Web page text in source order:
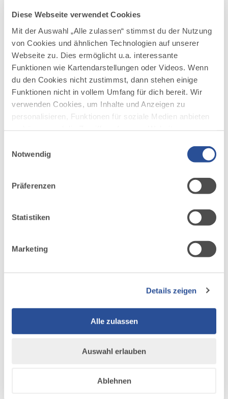
Diese Webseite verwendet Cookies
Mit der Auswahl „Alle zulassen“ stimmst du der Nutzung
von Cookies und ähnlichen Technologien auf unserer
Webseite zu. Dies ermöglicht u.a. interessante
Funktionen wie Kartendarstellungen oder Videos. Wenn
du den Cookies nicht zustimmst, dann stehen einige
Funktionen nicht in vollem Umfang für dich bereit. Wir
verwenden Cookies, um Inhalte und Anzeigen zu
personalisieren, Funktionen für soziale Medien anbieten
deiner Verwendung unserer Website an unsere Partner
möglicherweise mit weiteren Daten zusammen, die du
Nutzung der Dienste gesammelt haben.
Notwendig
Präferenzen
Statistiken
Marketing
Details zeigen
Alle zulassen
Auswahl erlauben
Ablehnen
Kräuter, Gewürze, Tee
Mehl und Backmischungen
Aufstriche und Konserven, Essig, Öl,
Eingelegtes
Süßigkeiten, Kekse
Öffnungszeiten